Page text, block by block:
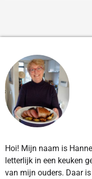
Hoi! Mijn naam is
letterlijk in een keuken
van mijn ouders. Daar